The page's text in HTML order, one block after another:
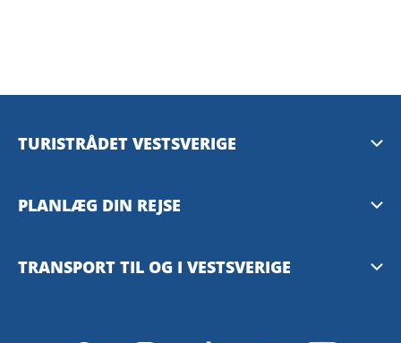
TURISTRÅDET VESTSVERIGE
Mediebank
PLANLÆG DIN REJSE
Tilgængelighedsguide – TD
TRANSPORT TIL OG I VESTSVERIGE